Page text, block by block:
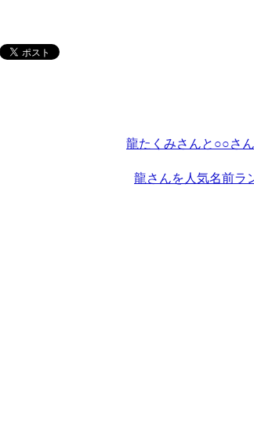
龍たくみさんと○○さ
龍さんを人気名前ラ